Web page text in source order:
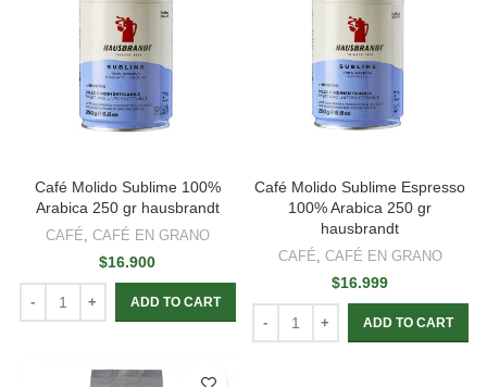
Café Molido Sublime 100%
Arabica 250 gr hausbrandt
CAFÉ, CAFÉ EN GRANO
$16.900
ADD TO CART
Café Molido Sublime Espresso
100% Arabica 250 gr
hausbrandt
CAFÉ, CAFÉ EN GRANO
$16.999
ADD TO CART